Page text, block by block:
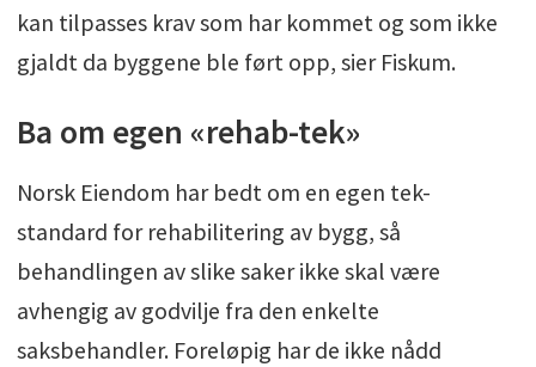
kan tilpasses krav som har kommet og som ikke
gjaldt da byggene ble ført opp, sier Fiskum.
Ba om egen «rehab-tek»
Norsk Eiendom har bedt om en egen tek-
standard for rehabilitering av bygg, så
behandlingen av slike saker ikke skal være
avhengig av godvilje fra den enkelte
saksbehandler. Foreløpig har de ikke nådd